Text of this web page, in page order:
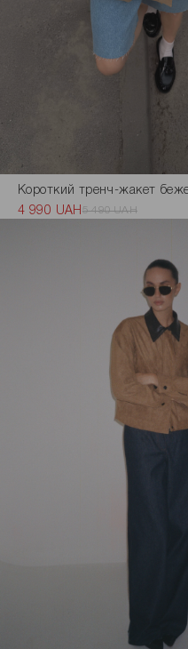
Короткий тренч-жакет
4 990 UAH 5 490 UAH